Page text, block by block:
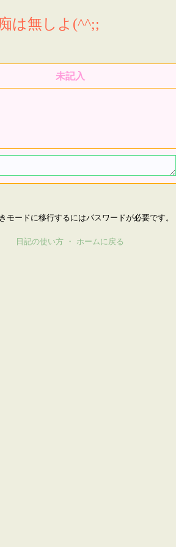
は無しよ(^^;;
未記入
モードに移行するにはパスワードが必要です。
日記の使い方 ・ ホームに戻る